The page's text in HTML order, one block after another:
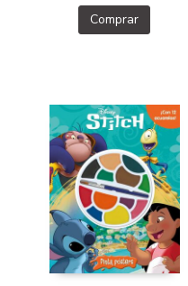
Comprar